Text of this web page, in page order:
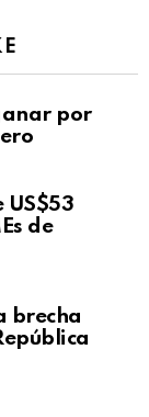
por
de
brecha